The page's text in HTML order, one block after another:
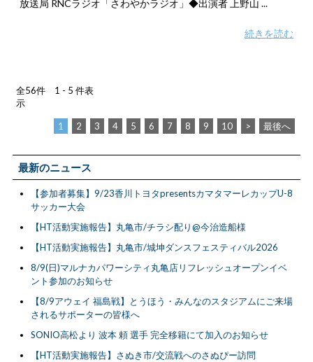
放送局 RNCラジオ「さわやかラジオ」◆出演者 上野山 ...
続きを読む
全56件 1 - 5 件表
示
1 2 3 4 5 6 7 8 9 10 > 最後へ
最新のニュース
【参加者募集】9/23香川トヨタpresentsカマタマーレカップU-8
サッカー大会
【HT活動実施報告】丸亀市/チラシ配り@今治造船様
【HT活動実施報告】丸亀市/城坤ダンスフェスティバル2026
8/9(日)マルナカパワーシティ丸亀店リフレッシュオープンイベ
ント参加のお知らせ
【8/9アウェイ 福島戦】とうほう・みんなのスタジアムにご来場
されるサポーターの皆様へ
SONIO高松より 波本 頼 選手 完全移籍にて加入のお知らせ
【HT活動実施報告】さぬき市/交流戦へのさぬぴー訪問